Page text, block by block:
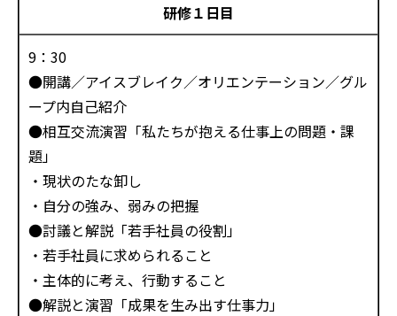
研修１日目
9：30
●開講／アイスブレイク／オリエンテーション／グル
ープ内自己紹介
●相互交流演習「私たちが抱える仕事上の問題・課
題」
・現状のたな卸し
・自分の強み、弱みの把握
●討議と解説「若手社員の役割」
・若手社員に求められること
・主体的に考え、行動すること
●解説と演習「成果を生み出す仕事力」